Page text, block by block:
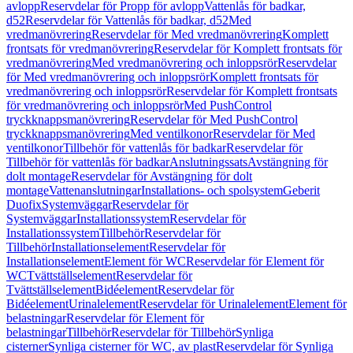
avloppReservdelar för Propp för avloppVattenlås för badkar,
d52Reservdelar för Vattenlås för badkar, d52Med
vredmanövreringReservdelar för Med vredmanövreringKomplett
frontsats för vredmanövreringReservdelar för Komplett frontsats för
vredmanövreringMed vredmanövrering och inloppsrörReservdelar
för Med vredmanövrering och inloppsrörKomplett frontsats för
vredmanövrering och inloppsrörReservdelar för Komplett frontsats
för vredmanövrering och inloppsrörMed PushControl
tryckknappsmanövreringReservdelar för Med PushControl
tryckknappsmanövreringMed ventilkonorReservdelar för Med
ventilkonorTillbehör för vattenlås för badkarReservdelar för
Tillbehör för vattenlås för badkarAnslutningssatsAvstängning för
dolt montageReservdelar för Avstängning för dolt
montageVattenanslutningarInstallations- och spolsystemGeberit
DuofixSystemväggarReservdelar för
SystemväggarInstallationssystemReservdelar för
InstallationssystemTillbehörReservdelar för
TillbehörInstallationselementReservdelar för
InstallationselementElement för WCReservdelar för Element för
WCTvättställselementReservdelar för
TvättställselementBidéelementReservdelar för
BidéelementUrinalelementReservdelar för UrinalelementElement för
belastningarReservdelar för Element för
belastningarTillbehörReservdelar för TillbehörSynliga
cisternerSynliga cisterner för WC, av plastReservdelar för Synliga